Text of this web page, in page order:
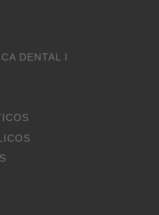
DENTAL I